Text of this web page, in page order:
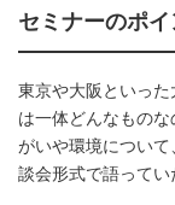
セミナーのポイ
東京や大阪といっ
は一体どんなもの
がいや環境につい
談会形式で語ってい